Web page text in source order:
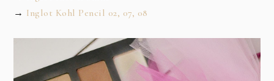
→ Inglot Kohl Pencil 02, 07, 08